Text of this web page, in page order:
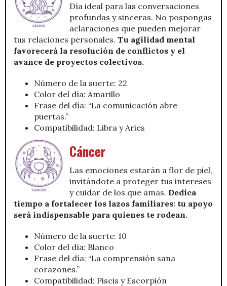
Día ideal para las conversaciones
profundas y sinceras. No pospongas
aclaraciones que pueden mejorar
tus relaciones personales. Tu agilidad mental
favorecerá la resolución de conflictos y el
avance de proyectos colectivos.
Número de la suerte: 22
Color del día: Amarillo
Frase del día: “La comunicación abre
puertas.”
Compatibilidad: Libra y Aries
Cáncer
Las emociones estarán a flor de piel,
invitándote a proteger tus intereses
y cuidar de los que amas. Dedica
tiempo a fortalecer los lazos familiares: tu apoyo
será indispensable para quienes te rodean.
Número de la suerte: 10
Color del día: Blanco
Frase del día: “La comprensión sana
corazones.”
Compatibilidad: Piscis y Escorpión